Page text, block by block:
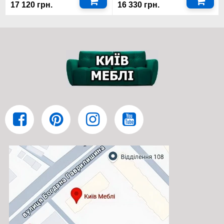
кваліфікації персоналу.
Серія стандарт від меблевої фабрики Фенікс з простих,
зрозумілих матеріалів створила виняткову шафу купе
тридверна 2400x2150x450 мм. Фенікс стандарт з доставкою та
шафи-купе від Київ-Меблі™. Якщо згадати радянські "жахи", то
це панцирні, грубі вироби, які більше були схожі на ящики, ніж
на тридверні шафи-купе. Але перед вами кардинально інша
картина. Це практично досконала шафа купе тридверна
2400x2150x450 мм. Фенікс стандарт з доставкою та
установкою, що ідеально підходить для зберігання речей, з
якісним оздобленням всіх елементів. Такі тридверні шафи-
купе призначені для ідеального комфорту та зручності
17 120 грн. 16 330 грн.